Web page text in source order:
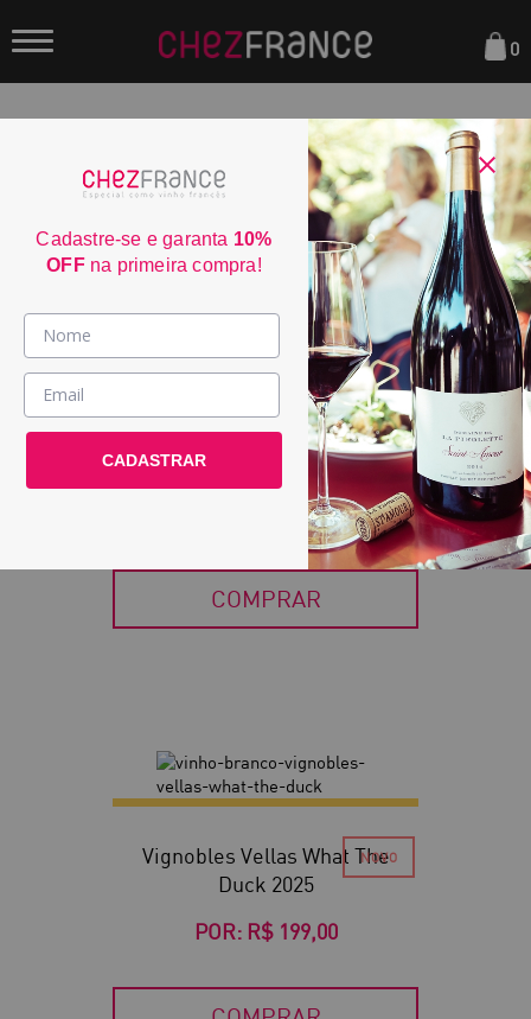
Vinhos >
País / Região >
Le Club >
0
ORDENAR POR:
Domaine Avi Christophe Buzet
R$ 229,00
COMPRAR
Vignobles Vellas What The
Duck 2025
POR: R$ 199,00
Cadastre-se e garanta 10%
OFFna primeira compra!
CADASTRAR